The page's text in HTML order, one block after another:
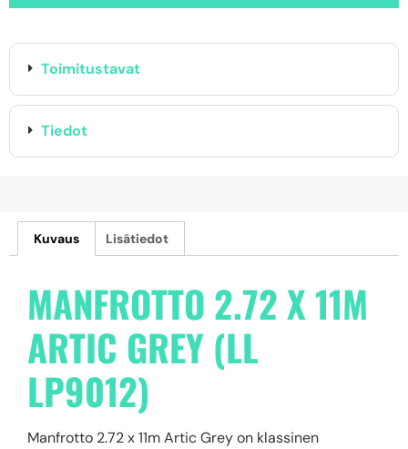
Toimitustavat
Tiedot
Kuvaus Lisätiedot
MANFROTTO 2.72 X 11M
ARTIC GREY (LL
LP9012)
Manfrotto 2.72 x 11m Artic Grey on klassinen